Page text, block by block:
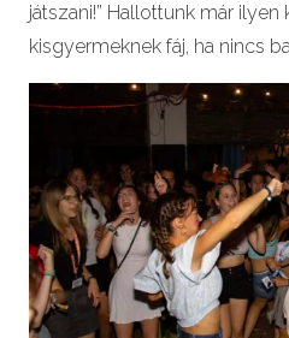
játszani!” Hallottunk már
kisgyermeknek fáj, ha nincs